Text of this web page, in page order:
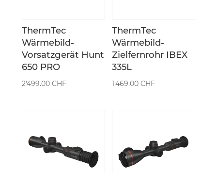
ThermTec
Wärmebild-
Vorsatzgerät Hunt
650 PRO
2'499.00 CHF
ThermTec
Wärmebild-
Zielfernrohr IBEX
335L
1'469.00CHF